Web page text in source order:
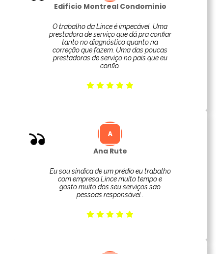
Edifício Montreal Condomínio
O trabalho da Lince é impecável. Uma
prestadora de serviço que dá pra confiar
tanto no diagnóstico quanto na
correção que fazem. Uma das poucas
prestadoras de serviço no pais que eu
confio.
Ana Rute
Eu sou sindica de um prédio eu trabalho
com empresa Lince muito tempo e
gosto muito dos seu serviços sao
pessoas responsável .